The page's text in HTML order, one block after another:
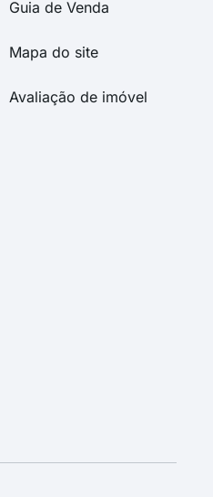
Guia de Venda
Mapa do site
Avaliação de imóvel